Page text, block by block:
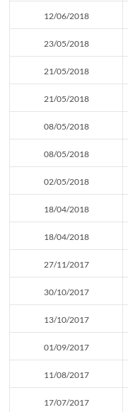
12/06/2018
23/05/2018
21/05/2018
21/05/2018
08/05/2018
08/05/2018
02/05/2018
18/04/2018
18/04/2018
27/11/2017
30/10/2017
13/10/2017
01/09/2017
11/08/2017
17/07/2017